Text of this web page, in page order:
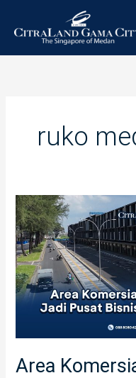
ruko
Area
Area
Komersial
CitraLand
Gama
City
Jadi
Pusat
di